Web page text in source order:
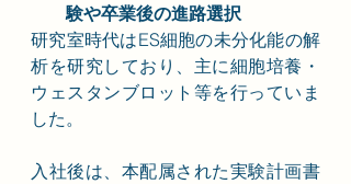
験や卒業後の進路選択
研究室時代はES細胞の未分化能の解
析を研究しており、主に細胞培養・
ウェスタンブロット等を行っていま
した。
入社後は、本配属された実験計画書